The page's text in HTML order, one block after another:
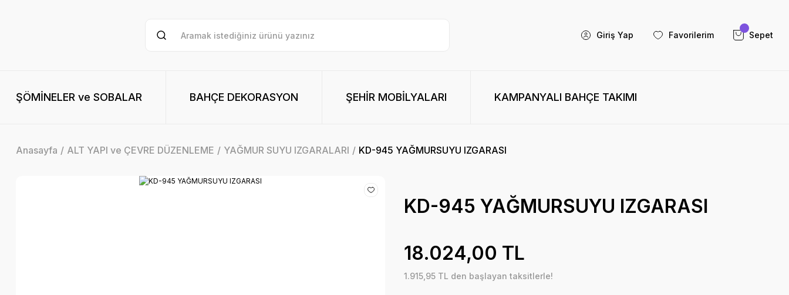
Giriş Yap Favorilerim Sepet
ŞÖMİNELER ve SOBALAR BAHÇE DEKORASYON ŞEHİR MOBİLYALARI KAMPANYALI BAHÇE TAKIMI
Anasayfa ALT YAPI ve ÇEVRE DÜZENLEME YAĞMUR SUYU IZGARALARI KD-945 YAĞMURSUYU IZGARASI
KD-945 YAĞMURSUYU IZGARASI
18.024,00 TL
1.915,95 TL den başlayan taksitlerle!